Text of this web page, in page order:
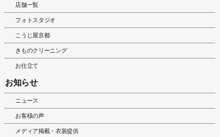
店舗一覧
フォトスタジオ
こうじ屋京都
きものクリーニング
お仕立て
お知らせ
ニュース
お客様の声
メディア掲載・衣装提供